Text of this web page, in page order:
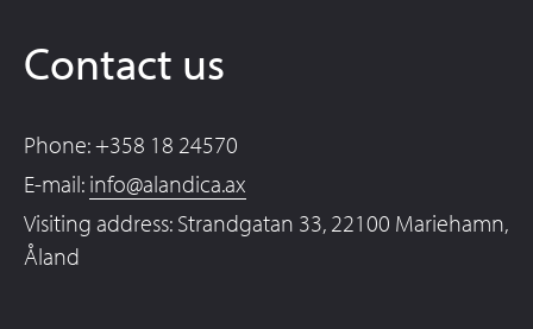
Contact us
Phone: +358 18 24570
E-mail: info@alandica.ax
Visiting address: Strandgatan 33, 22100 Mariehamn,
Åland